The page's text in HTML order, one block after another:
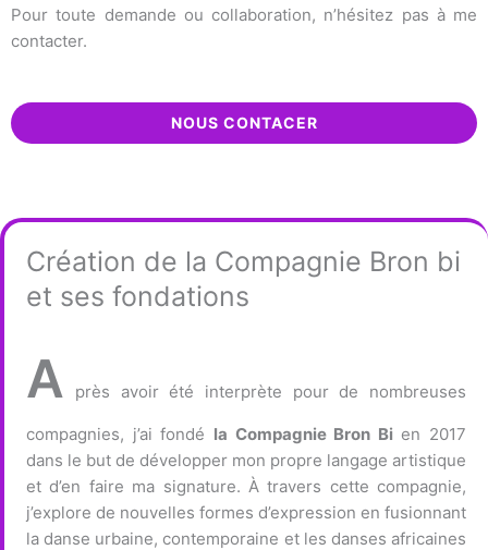
Pour toute demande ou collaboration, n’hésitez pas à me
contacter.
NOUS CONTACER
Création de la Compagnie Bron bi
et ses fondations
A près avoir été interprète pour de nombreuses
compagnies, j’ai fondé la Compagnie Bron Bi en 2017
dans le but de développer mon propre langage artistique
et d’en faire ma signature. À travers cette compagnie,
j’explore de nouvelles formes d’expression en fusionnant
la danse urbaine, contemporaine et les danses africaines